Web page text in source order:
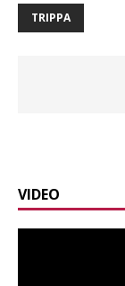
TRIPPA
VIDEO